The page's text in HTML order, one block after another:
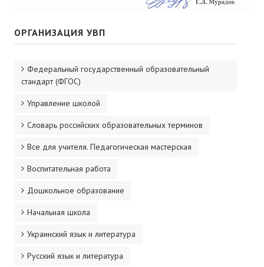
ОРГАНИЗАЦИЯ УВП
Федеральный государственный образовательный
стандарт (ФГОС)
Управление школой
Словарь российских образовательных терминов
Все для учителя. Педагогическая мастерская
Воспитательная работа
Дошкольное образование
Начальная школа
Украинский язык и литература
Русский язык и литература